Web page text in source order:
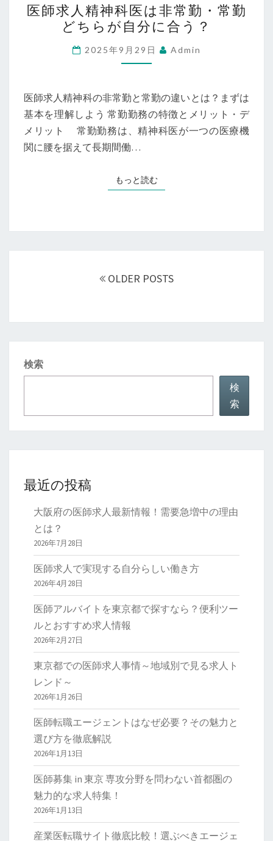
の
働
方
つ
け
よ
師
求
人
精
科
医
は
勤・
が
合
医師求人精神科医は非常勤・常勤
どちらが自分に合う？
2025年9月29日 Admin
医師求人精神科の非常勤と常勤の違いとは？まずは
基本を理解しよう 常勤勤務の特徴とメリット・デ
メリット 常勤勤務は、精神科医が一つの医療機
関に腰を据えて長期間働…
もっと読むもっと読む
ゲ
OLDER POSTS
検索
検
索
最近の投稿
大阪府の医師求人最新情報！需要急増中の理由
とは？
2026年7月28日
医師求人で実現する自分らしい働き方
2026年4月28日
医師アルバイトを東京都で探すなら？便利ツー
ルとおすすめ求人情報
2026年2月27日
東京都での医師求人事情～地域別で見る求人ト
レンド～
2026年1月26日
医師転職エージェントはなぜ必要？その魅力と
選び方を徹底解説
2026年1月13日
医師募集 in 東京 専攻分野を問わない首都圏の
魅力的な求人特集！
2026年1月13日
産業医転職サイト徹底比較！選ぶべきエージェ